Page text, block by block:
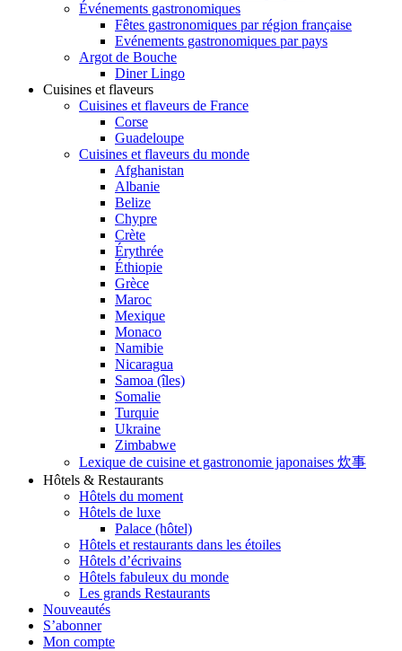
Événements gastronomiques
Fêtes gastronomiques par région française
Evénements gastronomiques par pays
Argot de Bouche
Diner Lingo
Cuisines et flaveurs
Cuisines et flaveurs de France
Corse
Guadeloupe
Cuisines et flaveurs du monde
Afghanistan
Albanie
Belize
Chypre
Crète
Érythrée
Éthiopie
Grèce
Maroc
Mexique
Monaco
Namibie
Nicaragua
Samoa (îles)
Somalie
Turquie
Ukraine
Zimbabwe
Lexique de cuisine et gastronomie japonaises 炊事
Hôtels & Restaurants
Hôtels du moment
Hôtels de luxe
Palace (hôtel)
Hôtels et restaurants dans les étoiles
Hôtels d’écrivains
Hôtels fabuleux du monde
Les grands Restaurants
Nouveautés
S’abonner
Mon compte